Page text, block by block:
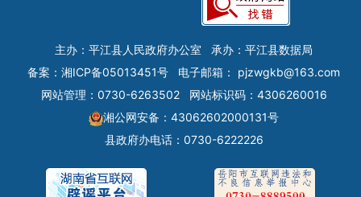
主办：平江县人民政府办公室
承办：平江县数据局
备案： 湘ICP备05013451号 电子邮箱： pjzwgkb@163.com
网站管理：0730-6263502
网站标识码：4306260016
湘公网安备：43062602000131号
县政府办电话：0730-6222226